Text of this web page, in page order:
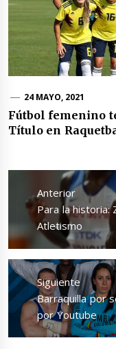
24 MAYO, 2021
Fútbol femenino
Título en
Navegación
entradas
Anterior
Entrada
anterior:
Para la historia:
Atletismo
Siguiente
Entrada
siguiente:
Barraquilla por
por Youtube